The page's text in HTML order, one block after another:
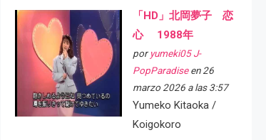
「HD」北岡夢子 恋
心 1988年
por yumeki05 J-
PopParadiseen 26
marzo 2026 a las 3:57
Yumeko Kitaoka /
Koigokoro